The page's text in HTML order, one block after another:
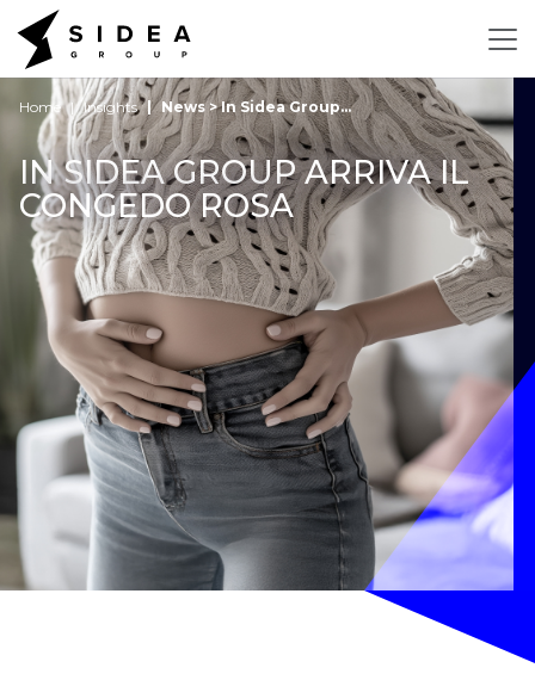
Home Insights News > In Sidea Group...
IN SIDEA GROUP ARRIVA IL
CONGEDO ROSA